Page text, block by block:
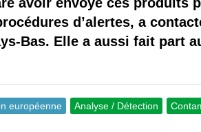
d’alertes, a
Bas. Elle a aussi fait part
européenne Analyse / Détection